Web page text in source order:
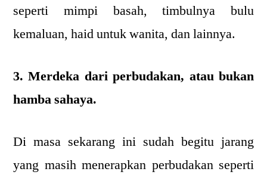
seperti mimpi basah, timbulnya bulu
kemaluan, haid untuk wanita, dan lainnya.
3. Merdeka dari perbudakan, atau bukan
hamba sahaya.
Di masa sekarang ini sudah begitu jarang
yang masih menerapkan perbudakan seperti